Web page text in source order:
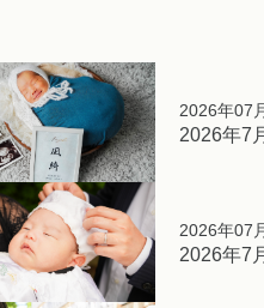
2026年07
2026年7
2026年07
2026年7